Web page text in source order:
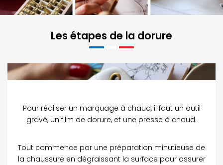
Les étapes de la dorure
Pour réaliser un marquage à chaud, il faut un outil
gravé, un film de dorure, et une presse à chaud.
Tout commence par une préparation minutieuse de
la chaussure en dégraissant la surface pour assurer